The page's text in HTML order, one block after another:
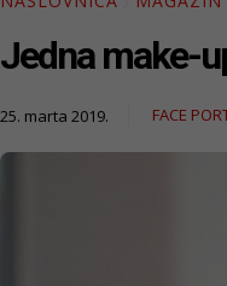
Jedna make-
25. marta 2019. FACE